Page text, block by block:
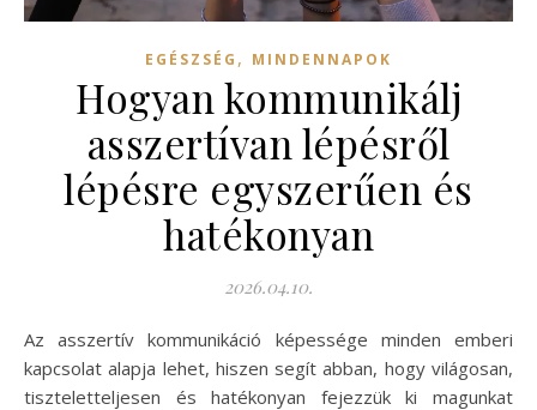
EGÉSZSÉG , MINDENNAPOK
Hogyan kommunikálj
asszertívan lépésről
lépésre egyszerűen és
hatékonyan
2026.04.10.
Az asszertív kommunikáció képessége minden emberi
kapcsolat alapja lehet, hiszen segít abban, hogy világosan,
tiszteletteljesen és hatékonyan fejezzük ki magunkat